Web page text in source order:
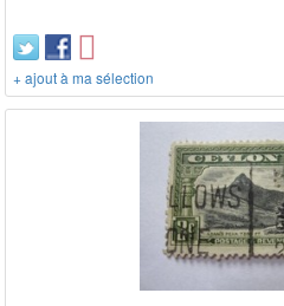
+ ajout à ma sélection